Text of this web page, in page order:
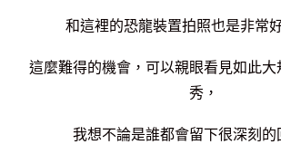
和這裡的恐龍裝置拍照也是非常
這麼難得的機會，可以親眼看見如此
秀，
我想不論是誰都會留下很深刻的